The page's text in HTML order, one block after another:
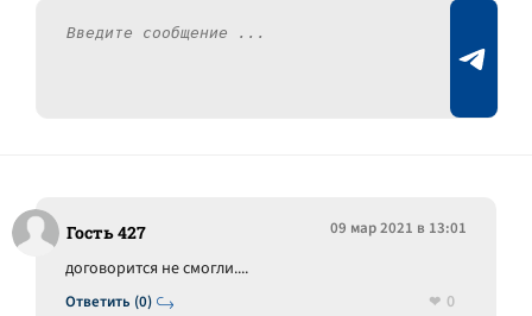
Гость 427 09 мар 2021 в 13:01
Ответить (0)
договорится не смогли....
0